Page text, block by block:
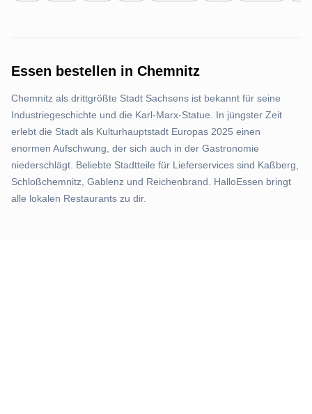
Essen bestellen in Chemnitz
Chemnitz als drittgrößte Stadt Sachsens ist bekannt für seine
Industriegeschichte und die Karl-Marx-Statue. In jüngster Zeit
erlebt die Stadt als Kulturhauptstadt Europas 2025 einen
enormen Aufschwung, der sich auch in der Gastronomie
niederschlägt. Beliebte Stadtteile für Lieferservices sind Kaßberg,
Schloßchemnitz, Gablenz und Reichenbrand. HalloEssen bringt
alle lokalen Restaurants zu dir.